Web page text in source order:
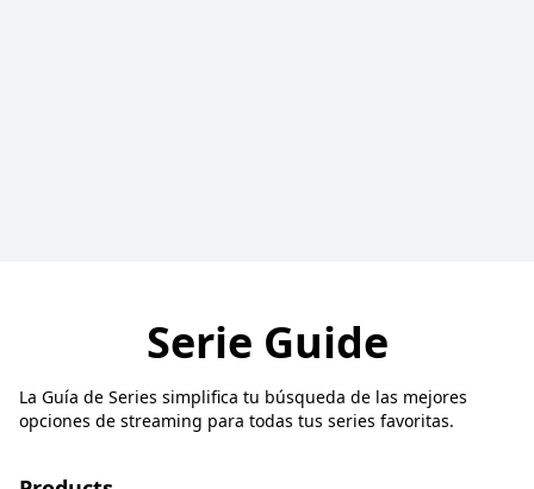
Serie Guide
La Guía de Series simplifica tu búsqueda de las mejores
opciones de streaming para todas tus series favoritas.